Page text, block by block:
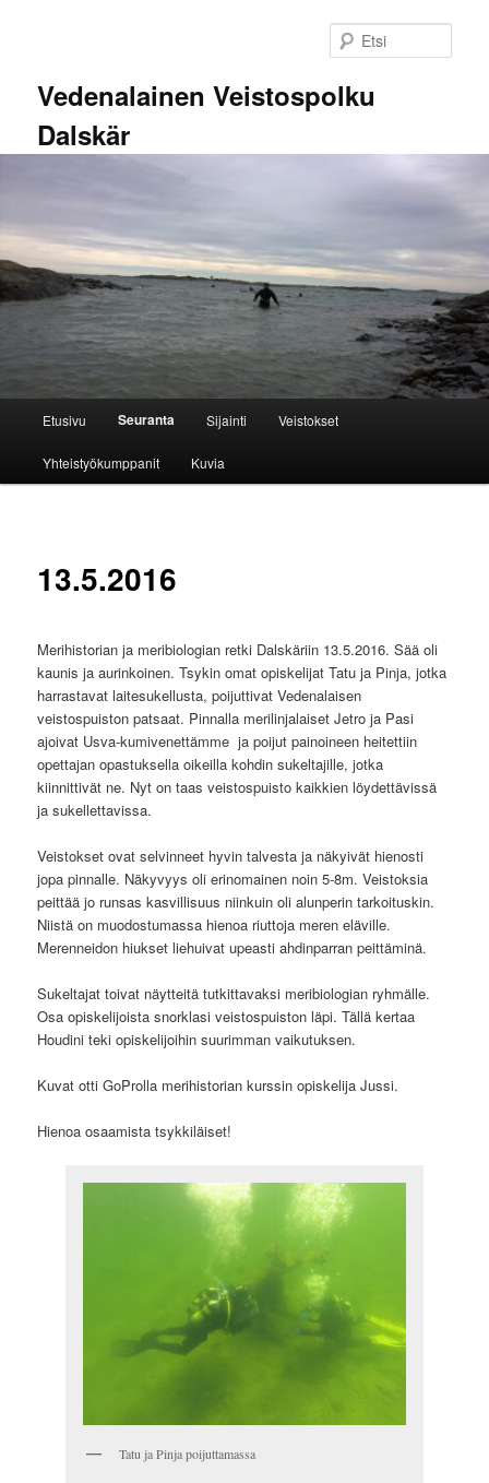
Vedenalainen Veistospolku
Dalskär
Etusivu Seuranta Sijainti Veistokset
Yhteistyökumppanit Kuvia
13.5.2016
Merihistorian ja meribiologian retki Dalskäriin 13.5.2016. Sää oli
kaunis ja aurinkoinen. Tsykin omat opiskelijat Tatu ja Pinja, jotka
harrastavat laitesukellusta, poijuttivat Vedenalaisen
veistospuiston patsaat. Pinnalla merilinjalaiset Jetro ja Pasi
ajoivat Usva-kumivenettämme ja poijut painoineen heitettiin
opettajan opastuksella oikeilla kohdin sukeltajille, jotka
kiinnittivät ne. Nyt on taas veistospuisto kaikkien löydettävissä
ja sukellettavissa.
Veistokset ovat selvinneet hyvin talvesta ja näkyivät hienosti
jopa pinnalle. Näkyvyys oli erinomainen noin 5-8m. Veistoksia
peittää jo runsas kasvillisuus niinkuin oli alunperin tarkoituskin.
Niistä on muodostumassa hienoa riuttoja meren eläville.
Merenneidon hiukset liehuivat upeasti ahdinparran peittäminä.
Sukeltajat toivat näytteitä tutkittavaksi meribiologian ryhmälle.
Osa opiskelijoista snorklasi veistospuiston läpi. Tällä kertaa
Houdini teki opiskelijoihin suurimman vaikutuksen.
Kuvat otti GoProlla merihistorian kurssin opiskelija Jussi.
Hienoa osaamista tsykkiläiset!
Tatu ja Pinja poijuttamassa